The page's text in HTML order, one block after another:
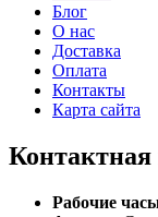
Блог
О нас
Доставка
Оплата
Контакты
Карта сайта
Контактная
Рабочие